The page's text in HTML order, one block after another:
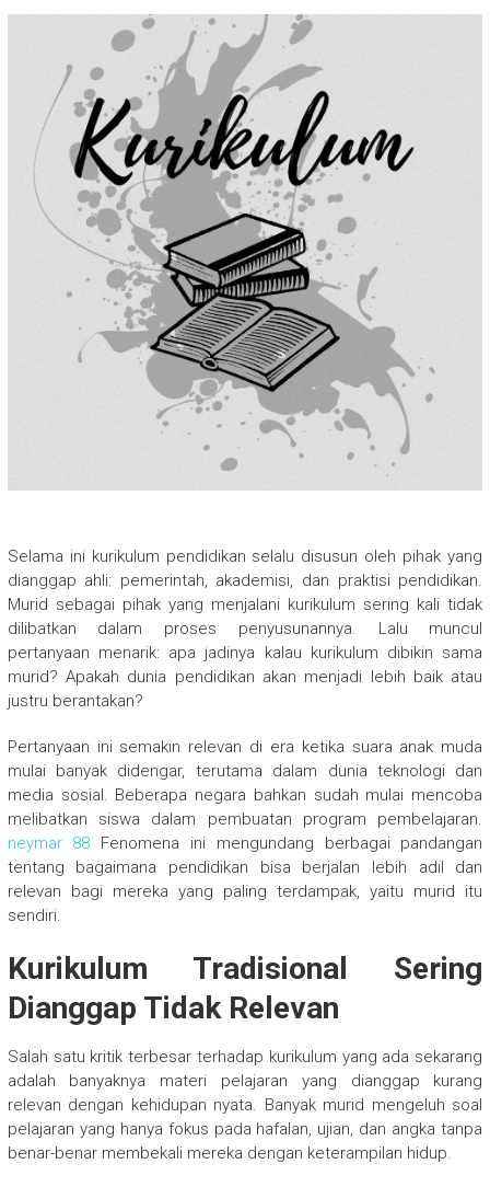
Selama ini kurikulum pendidikan selalu disusun oleh pihak yang
dianggap ahli: pemerintah, akademisi, dan praktisi pendidikan.
Murid sebagai pihak yang menjalani kurikulum sering kali tidak
dilibatkan dalam proses penyusunannya. Lalu muncul
pertanyaan menarik: apa jadinya kalau kurikulum dibikin sama
murid? Apakah dunia pendidikan akan menjadi lebih baik atau
justru berantakan?
Pertanyaan ini semakin relevan di era ketika suara anak muda
mulai banyak didengar, terutama dalam dunia teknologi dan
media sosial. Beberapa negara bahkan sudah mulai mencoba
melibatkan siswa dalam pembuatan program pembelajaran.
neymar 88 Fenomena ini mengundang berbagai pandangan
tentang bagaimana pendidikan bisa berjalan lebih adil dan
relevan bagi mereka yang paling terdampak, yaitu murid itu
sendiri.
Kurikulum Tradisional Sering
Dianggap Tidak Relevan
Salah satu kritik terbesar terhadap kurikulum yang ada sekarang
adalah banyaknya materi pelajaran yang dianggap kurang
relevan dengan kehidupan nyata. Banyak murid mengeluh soal
pelajaran yang hanya fokus pada hafalan, ujian, dan angka tanpa
benar-benar membekali mereka dengan keterampilan hidup.